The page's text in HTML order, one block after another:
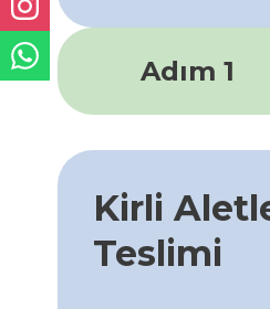
Adım 1
Kirli
Teslimi